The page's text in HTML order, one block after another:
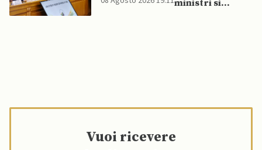
ministri si
Vuoi ricevere